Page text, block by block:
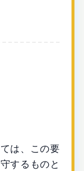
は、この要
するものと